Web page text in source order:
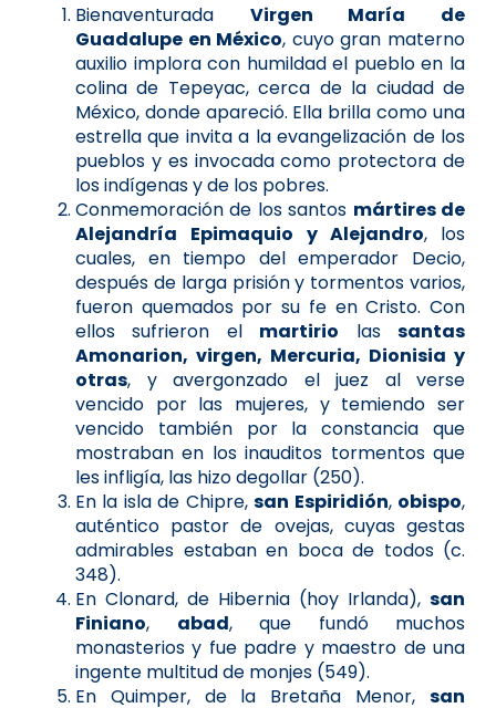
Bienaventurada Virgen María de
Guadalupe en México, cuyo gran materno
auxilio implora con humildad el pueblo en la
colina de Tepeyac, cerca de la ciudad de
México, donde apareció. Ella brilla como una
estrella que invita a la evangelización de los
pueblos y es invocada como protectora de
los indígenas y de los pobres.
Conmemoración de los santos mártires de
Alejandría
Epimaquio y Alejandro, los
cuales, en tiempo del emperador Decio,
después de larga prisión y tormentos varios,
fueron quemados por su fe en Cristo. Con
ellos sufrieron el martirio lassantas
Amonarion, virgen, Mercuria, Dionisia y
otras, y avergonzado el juez al verse
vencido por las mujeres, y temiendo ser
vencido también por la constancia que
mostraban en los inauditos tormentos que
les infligía, las hizo degollar (250).
En la isla de Chipre,san Espiridión, obispo,
auténtico pastor de ovejas, cuyas gestas
admirables estaban en boca de todos (c.
348).
En Clonard, de Hibernia (hoy Irlanda), san
Finiano, abad, que fundó muchos
monasterios y fue padre y maestro de una
ingente multitud de monjes (549).
En Quimper, de la Bretaña Menor, san